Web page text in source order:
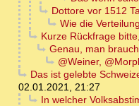
Dottore vor 1512
Wie die
Kurze Rückfrage
Genau, man
@Weiner,
Das ist gelebte
02.01.2021, 21:27
In welcher